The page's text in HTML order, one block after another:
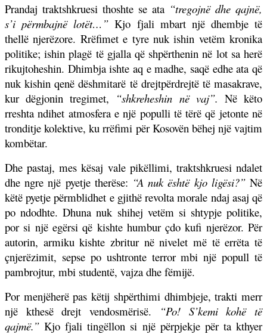
Prandaj traktshkruesi thoshte se ata “tregojnë dhe qajnë,
s’i përmbajnë lotët…” Kjo fjali mbart një dhembje të
thellë njerëzore. Rrëfimet e tyre nuk ishin vetëm kronika
politike; ishin plagë të gjalla që shpërthenin në lot sa herë
rikujtoheshin. Dhimbja ishte aq e madhe, saqë edhe ata që
nuk kishin qenë dëshmitarë të drejtpërdrejtë të masakrave,
kur dëgjonin tregimet, “shkreheshin në vaj”. Në këto
rreshta ndihet atmosfera e një populli të tërë që jetonte në
tronditje kolektive, ku rrëfimi për Kosovën bëhej një vajtim
kombëtar.
Dhe pastaj, mes kësaj vale pikëllimi, traktshkruesi ndalet
dhe ngre një pyetje therëse: “A nuk është kjo ligësi?”Në
këtë pyetje përmblidhet e gjithë revolta morale ndaj asaj që
po ndodhte. Dhuna nuk shihej vetëm si shtypje politike,
por si një egërsi që kishte humbur çdo kufi njerëzor. Për
autorin, armiku kishte zbritur në nivelet më të errëta të
çnjerëzimit, sepse po ushtronte terror mbi një popull të
pambrojtur, mbi studentë, vajza dhe fëmijë.
Por menjëherë pas këtij shpërthimi dhimbjeje, trakti merr
një kthesë drejt vendosmërisë.
“Po! S’kemi kohë të
qajmë.” Kjo fjali tingëllon si një përpjekje për ta kthyer